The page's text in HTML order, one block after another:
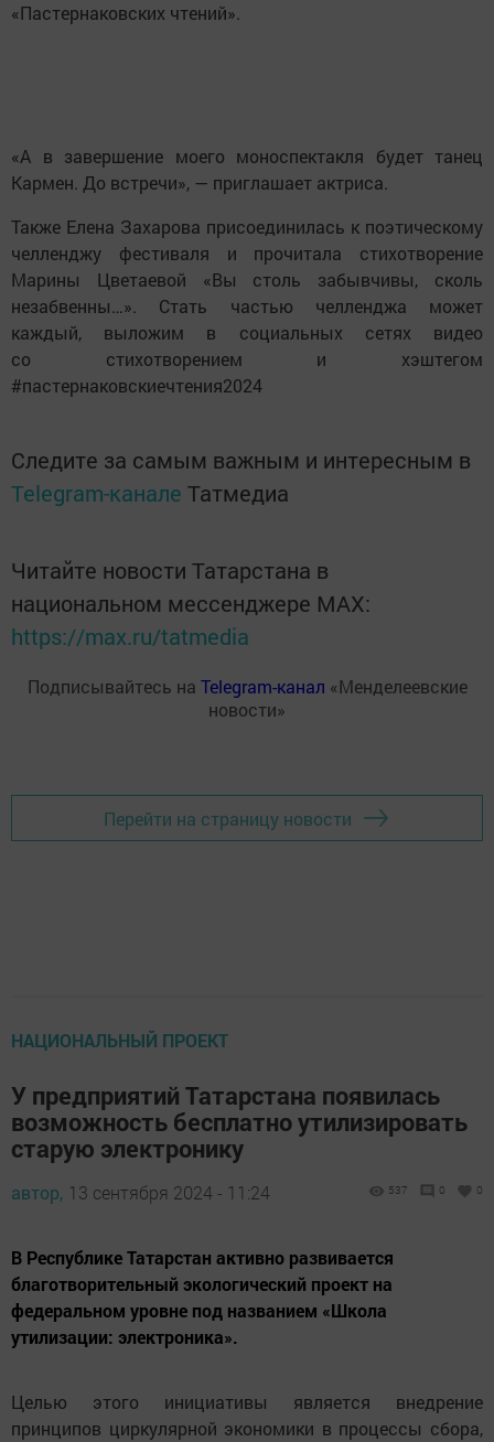
«Пастернаковских чтений».
«А в завершение моего моноспектакля будет танец
Кармен. До встречи», — приглашает актриса.
Также Елена Захарова присоединилась к поэтическому
челленджу фестиваля и прочитала стихотворение
Марины Цветаевой «Вы столь забывчивы, сколь
незабвенны…». Стать частью челленджа может
каждый, выложим в социальных сетях видео
со стихотворением и хэштегом
#пастернаковскиечтения2024
Следите за самым важным и интересным в
Telegram-канале Татмедиа
Читайте новости Татарстана в
национальном мессенджере MАХ:
https://max.ru/tatmedia
Подписывайтесь на Telegram-канал «Менделеевские
новости»
Перейти на страницу новости
НАЦИОНАЛЬНЫЙ ПРОЕКТ
У предприятий Татарстана появилась
возможность бесплатно утилизировать
старую электронику
автор, 13 сентября 2024 - 11:24 537 0 0
В Республике Татарстан активно развивается
благотворительный экологический проект на
федеральном уровне под названием «Школа
утилизации: электроника».
Целью этого инициативы является внедрение
принципов циркулярной экономики в процессы сбора,